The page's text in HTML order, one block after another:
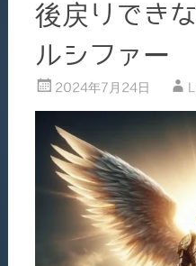
後戻りでき
ルシファー
2024年7月24日